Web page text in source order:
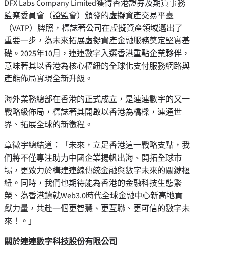
DFX Labs Company Limited獲得香港證券及期貨事務
監察委員會（證監會）頒發的虛擬資產交易平臺
（VATP）牌照，標誌著公司在虛擬資產領域邁出了
重要一步，為未來拓展虛擬資產金融服務奠定堅實基
礎。2025年10月，連連數字入選香港重點企業夥伴，
意味著其以香港為核心樞紐的全球化支付服務網路與
產能佈局實現全新升級。
海外業務總部在香港的正式成立，是連連數字的又一
戰略級佈局，標誌著其開啟以香港為橋樑，連通世
界、拓展全球的新徵程。
章徵宇總結道：「未來，立足香港這一戰略支點，我
們將不僅專注助力中國企業揚帆出海、開拓全球市
場，更致力於構建連線傳統金融與數字未來的關鍵樞
紐。同時，我們也期待能為香港的金融科技生態繁
榮、為香港鑄就Web3.0時代全球金融中心新高地貢
獻力量，共赴一個更智慧、更互聯、更可信的數字未
來！。」
關於連連數字科技股份有限公司